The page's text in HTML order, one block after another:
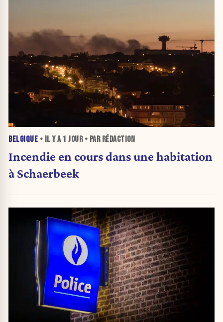
BELGIQUE • IL Y A 1 JOUR• PAR RÉDACTION
Incendie en cours dans une habitation
à Schaerbeek